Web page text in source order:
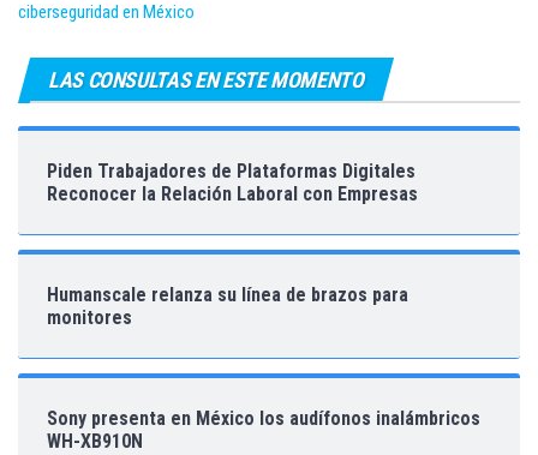
ciberseguridad en México
LAS CONSULTAS EN ESTE MOMENTO
Piden Trabajadores de Plataformas Digitales
Reconocer la Relación Laboral con Empresas
Humanscale relanza su línea de brazos para
monitores
Sony presenta en México los audífonos inalámbricos
WH-XB910N